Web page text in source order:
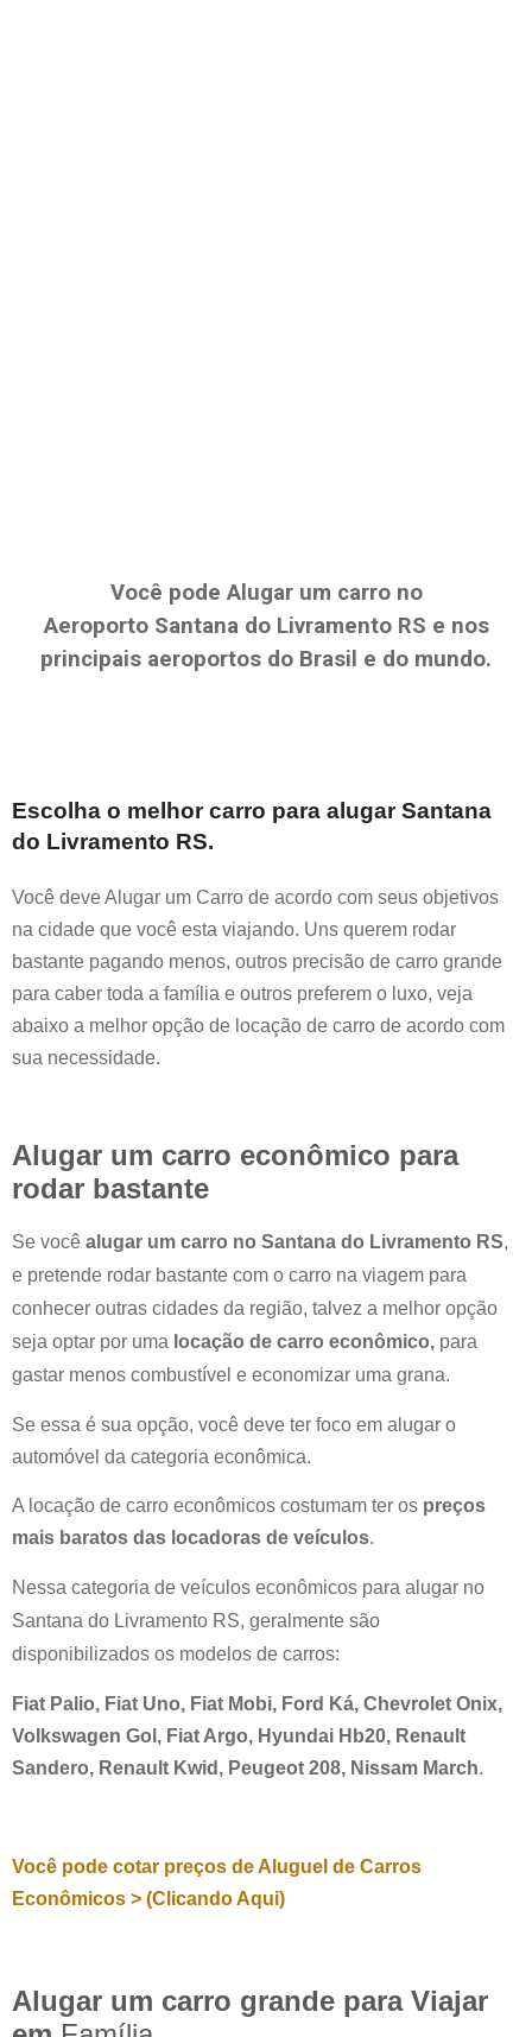
Você pode Alugar um carro no
Aeroporto Santana do Livramento RS e nos
principais aeroportos do Brasil e do mundo.
Escolha o melhor carro para alugarSantana
do Livramento RS.
Você deve Alugar um Carro de acordo com seus objetivos
na cidade que você esta viajando. Uns querem rodar
bastante pagando menos, outros precisão de carro grande
para caber toda a família e outros preferem o luxo, veja
abaixo a melhor opção de locação de carro de acordo com
sua necessidade.
Alugar um carro econômico para
rodar bastante
Se você alugar um carro no Santana do Livramento RS,
e pretende rodar bastante com o carro na viagem para
conhecer outras cidades da região, talvez a melhor opção
seja optar por uma locação de carro econômico, para
gastar menos combustível e economizar uma grana.
Se essa é sua opção, você deve ter foco em alugar o
automóvel da categoria econômica.
A locação de carro econômicos costumam ter os preços
mais baratos das locadoras de veículos.
Nessa categoria de veículos econômicos para alugar no
Santana do Livramento RS, geralmente são
disponibilizados os modelos de carros:
Fiat Palio, Fiat Uno, Fiat Mobi, Ford Ká, Chevrolet Onix,
Volkswagen Gol, Fiat Argo, Hyundai Hb20, Renault
Sandero, Renault Kwid, Peugeot 208, Nissam March.
Você pode cotar preços de Aluguel de Carros
Econômicos > (Clicando Aqui)
Alugar um carro grande para Viajar